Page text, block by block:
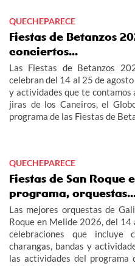
QUECHEPARECE
Fiestas de Betanzos
conciertos...
Las Fiestas de Betanzos
celebran del 14 al 25 de
y actividades que te contamos
jiras de los Caneiros, el
programa de las Fiestas de
QUECHEPARECE
Fiestas de San Roque
programa,
Las mejores orquestas de
Roque en Melide 2026, del 14
celebraciones que incluye
charangas, bandas y
las actividades del programa